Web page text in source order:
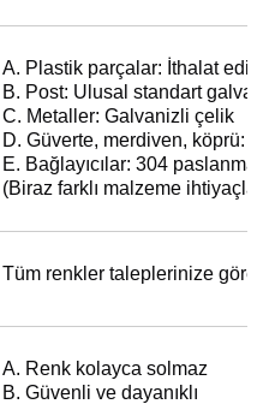
A. Plastik parçalar: İthalat
B. Post: Ulusal standart
C. Metaller: Galvanizli çelik
D. Güverte, merdiven, köprü:
E. Bağlayıcılar: 304 paslanmaz
(Biraz farklı malzeme
Tüm renkler taleplerinize göre
A. Renk kolayca solmaz
B. Güvenli ve dayanıklı